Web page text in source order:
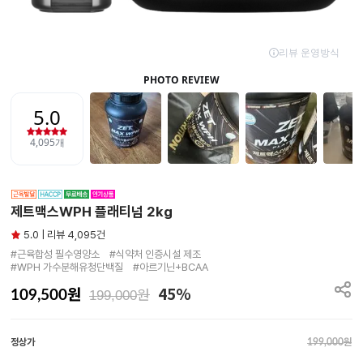
제트맥스WPH 플래티넘 2kg
5.0 | 리뷰 4,095건
#근육합성 필수영양소　#식약처 인증시설 제조
#WPH 가수분해유청단백질　#아르기닌+BCAA
109,500원 199,000원 45%
정상가 199,000원